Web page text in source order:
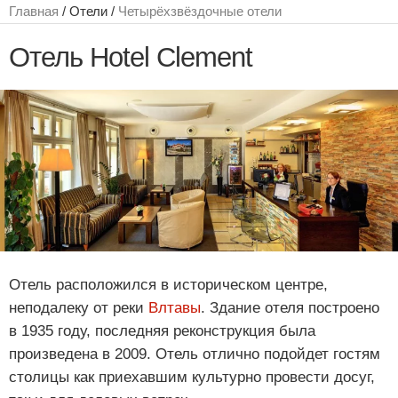
Главная / Отели / Четырёхзвёздочные отели
Отель Hotel Clement
Отель расположился в историческом центре,
неподалеку от реки Влтавы. Здание отеля построено
в 1935 году, последняя реконструкция была
произведена в 2009. Отель отлично подойдет гостям
столицы как приехавшим культурно провести досуг,